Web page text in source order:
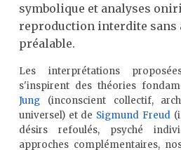
symbolique et analyses
reproduction interdite sans
préalable.
Les interprétations
s'inspirent des théories
Jung(inconscient collectif,
universel) et de Sigmund Freud
désirs refoulés, psyché
approches complémentaires,